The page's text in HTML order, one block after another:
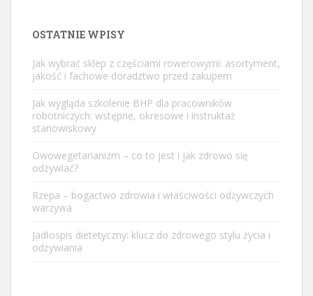
OSTATNIE WPISY
Jak wybrać sklep z częściami rowerowymi: asortyment,
jakość i fachowe doradztwo przed zakupem
Jak wygląda szkolenie BHP dla pracowników
robotniczych: wstępne, okresowe i instruktaż
stanowiskowy
Owowegetarianizm – co to jest i jak zdrowo się
odżywiać?
Rzepa – bogactwo zdrowia i właściwości odżywczych
warzywa
Jadłospis dietetyczny: klucz do zdrowego stylu życia i
odżywiania